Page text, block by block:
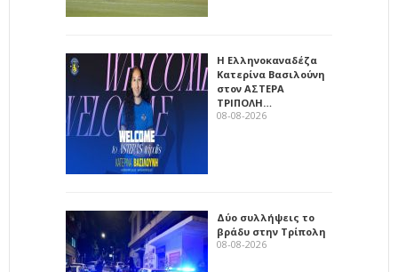
Η Ελληνοκαναδέζα
Κατερίνα Βασιλούνη
στον ΑΣΤΕΡΑ
ΤΡΙΠΟΛΗ…
08-08-2026
Δύο συλλήψεις το
βράδυ στην Τρίπολη
08-08-2026